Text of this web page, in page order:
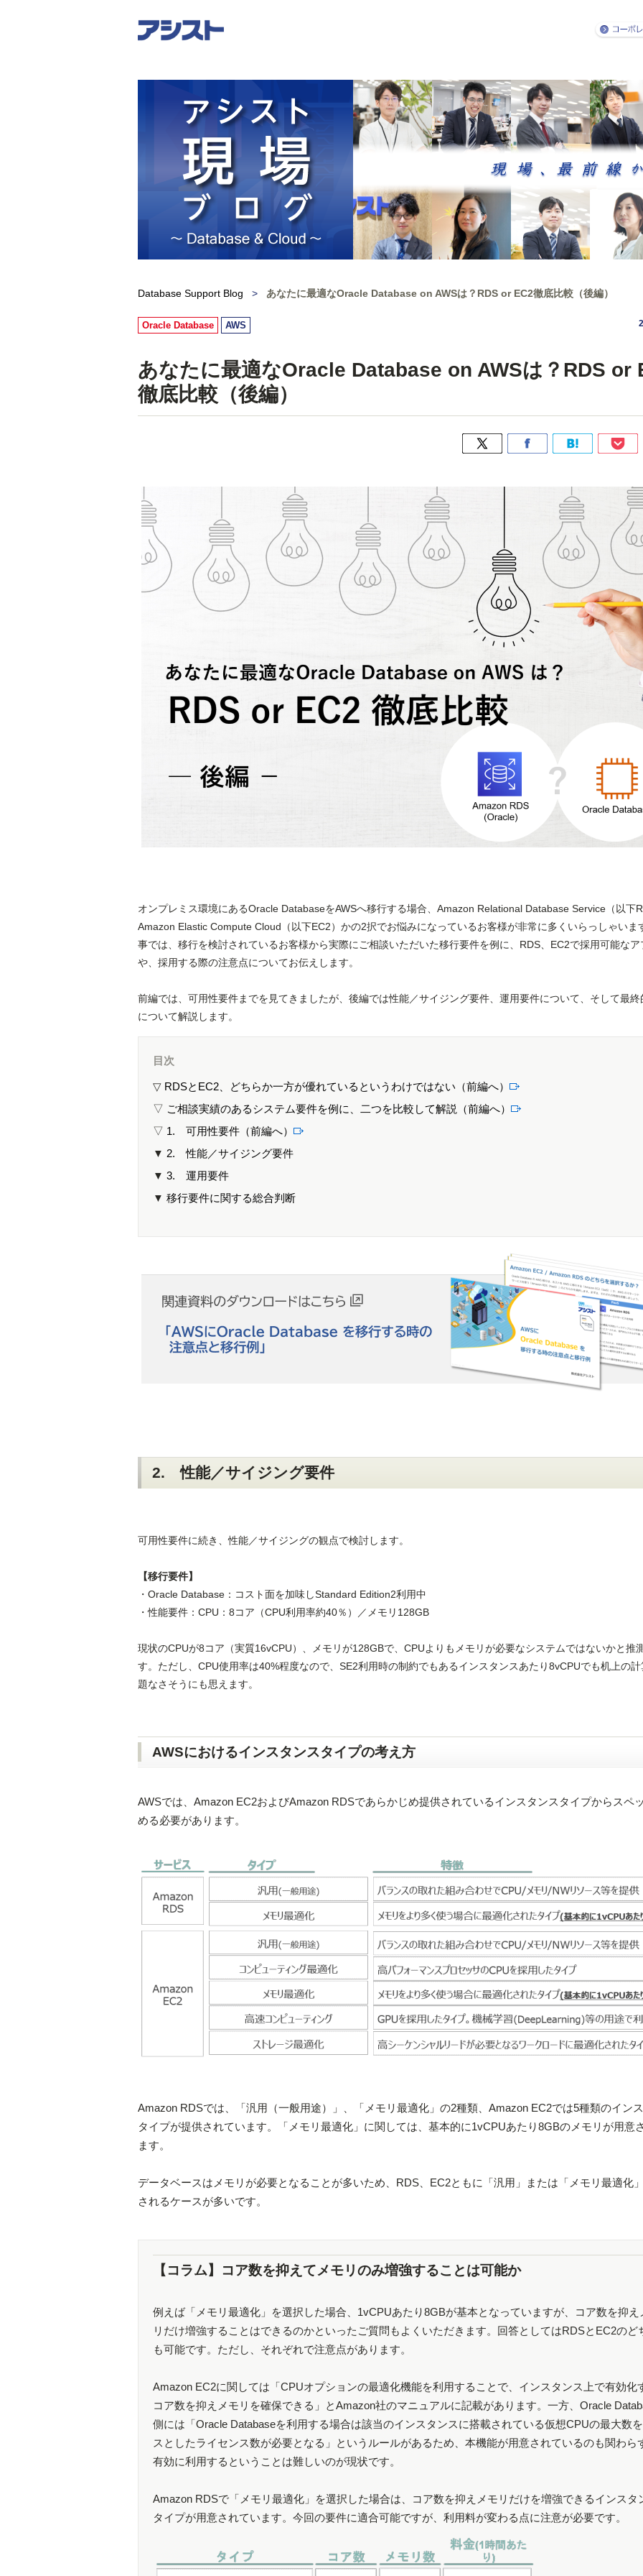
Database Support Blog > あなたに最適なOracle Database on AWSは？RDS or EC2徹底比較（後編）
Oracle Database AWS
あなたに最適なOracle Database on AWSは？RDS or
徹底比較（後編）
オンプレミス環境にあるOracle DatabaseをAWSへ移行する場合、Amazon Relational Database Service（以下
Amazon Elastic Compute Cloud（以下EC2）かの2択でお悩みになっているお客様が非常に多くいらっしゃいま
事では、移行を検討されているお客様から実際にご相談いただいた移行要件を例に、RDS、EC2で採用可能なア
や、採用する際の注意点についてお伝えします。
前編では、可用性要件までを見てきましたが、後編では性能／サイジング要件、運用要件について、そして最終
について解説します。
目次
▽ RDSとEC2、どちらか一方が優れているというわけではない（前編へ）
▽ ご相談実績のあるシステム要件を例に、二つを比較して解説（前編へ）
▽ 1. 可用性要件（前編へ）
▼ 2. 性能／サイジング要件
▼ 3. 運用要件
▼ 移行要件に関する総合判断
2. 性能／サイジング要件
可用性要件に続き、性能／サイジングの観点で検討します。
【移行要件】
・Oracle Database：コスト面を加味しStandard Edition2利用中
・性能要件：CPU：8コア（CPU利用率約40％）／メモリ128GB
現状のCPUが8コア（実質16vCPU）、メモリが128GBで、CPUよりもメモリが必要なシステムではないかと推
す。ただし、CPU使用率は40%程度なので、SE2利用時の制約でもあるインスタンスあたり8vCPUでも机上の
題なさそうにも思えます。
AWSにおけるインスタンスタイプの考え方
AWSでは、Amazon EC2およびAmazon RDSであらかじめ提供されているインスタンスタイプからスペ
める必要があります。
Amazon RDSでは、「汎用（一般用途）」、「メモリ最適化」の2種類、Amazon EC2では5種類のイン
タイプが提供されています。「メモリ最適化」に関しては、基本的に1vCPUあたり8GBのメモリが用意
ます。
データベースはメモリが必要となることが多いため、RDS、EC2ともに「汎用」または「メモリ最適化
されるケースが多いです。
【コラム】コア数を抑えてメモリのみ増強することは可能か
例えば「メモリ最適化」を選択した場合、1vCPUあたり8GBが基本となっていますが、コア数を抑え
リだけ増強することはできるのかといったご質問もよくいただきます。回答としてはRDSとEC2のど
も可能です。ただし、それぞれで注意点があります。
Amazon EC2に関しては「CPUオプションの最適化機能を利用することで、インスタンス上で有効化
コア数を抑えメモリを確保できる」とAmazon社のマニュアルに記載があります。一方、Oracle
側には「Oracle Databaseを利用する場合は該当のインスタンスに搭載されている仮想CPUの最大数
スとしたライセンス数が必要となる」というルールがあるため、本機能が用意されているのも関わら
有効に利用するということは難しいのが現状です。
Amazon RDSで「メモリ最適化」を選択した場合は、コア数を抑えメモリだけを増強できるインスタ
タイプが用意されています。今回の要件に適合可能ですが、利用料が変わる点に注意が必要です。